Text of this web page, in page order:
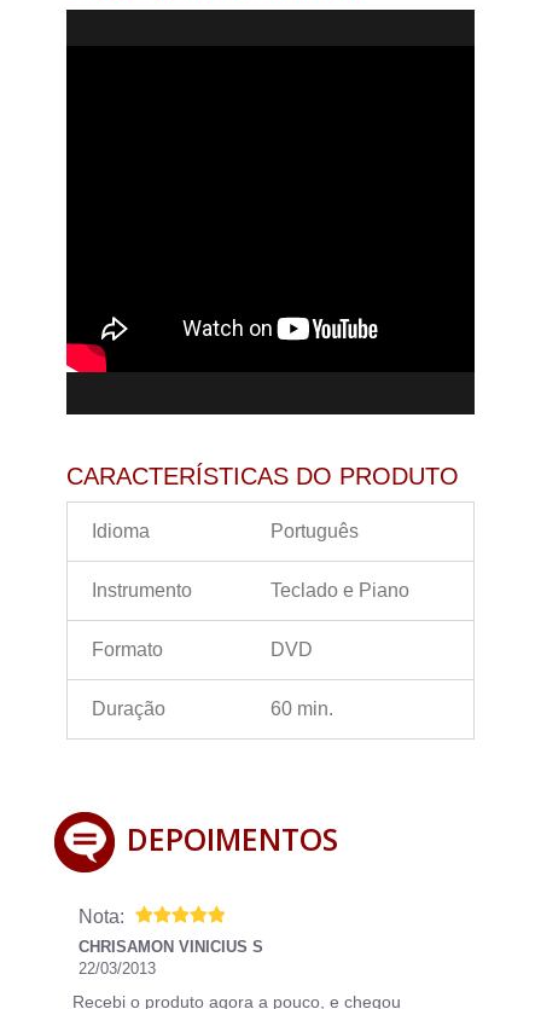
CARACTERÍSTICAS DO PRODUTO
Idioma Português
Instrumento Teclado e Piano
Formato DVD
Duração 60 min.
DEPOIMENTOS
Nota:
CHRISAMON VINICIUS S
22/03/2013
Recebi o produto agora a pouco, e chegou